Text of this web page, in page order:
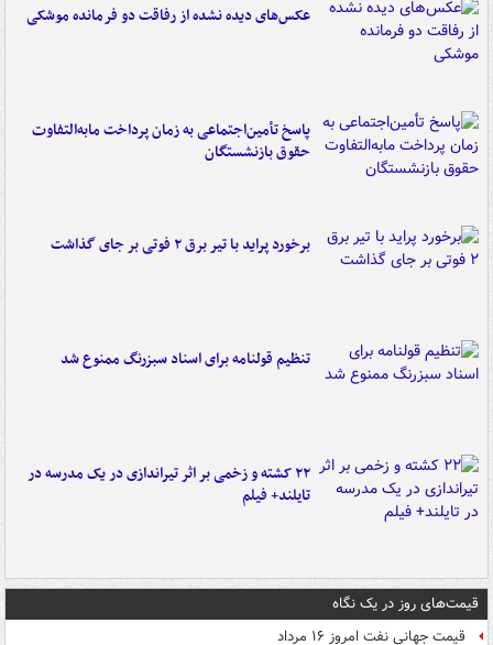
عکس‌های دیده نشده از رفاقت دو فرمانده‌ موشکی
پاسخ تأمین‌اجتماعی به زمان پرداخت مابه‌التفاوت
حقوق بازنشستگان
برخورد پراید با تیر برق ۲ فوتی بر جای گذاشت
تنظیم قولنامه برای اسناد سبزرنگ ممنوع شد
۲۲ کشته و زخمی بر اثر تیراندازی در یک مدرسه در
تایلند+ فیلم
قیمت‌های روز در یک نگاه
قیمت جهانی نفت امروز ۱۶ مرداد